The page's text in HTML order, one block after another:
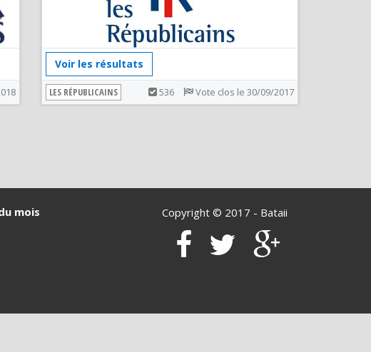
Voir les résultats
LES RÉPUBLICAINS 536 Vote clos le 30/09/2017
mois Copyright © 2017 - Bataii